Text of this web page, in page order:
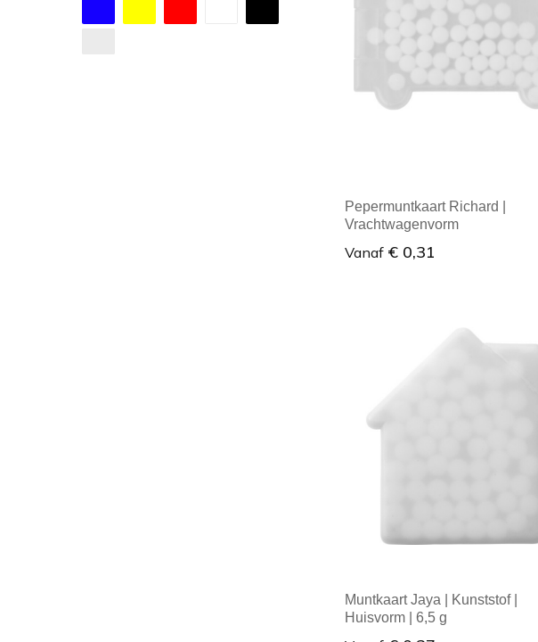
Pepermuntkaart Richard |
Vrachtwagenvorm
Vanaf € 0,31
Minimale afname: 1
Muntkaart Jaya | Kunststof |
Huisvorm | 6,5 g